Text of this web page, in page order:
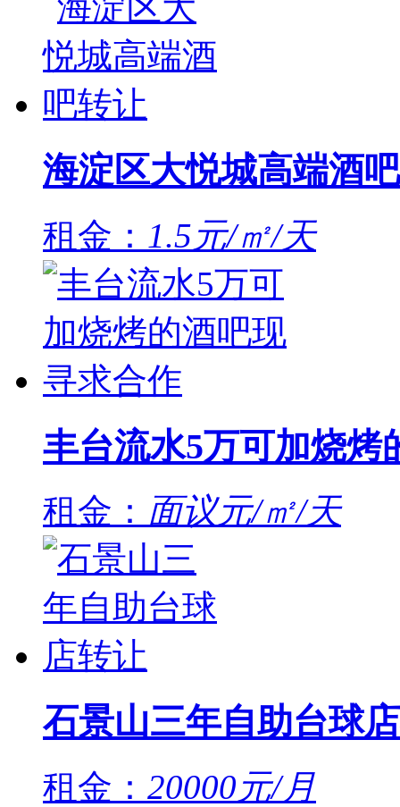
海淀区大悦城高端酒
租金： 1.5元/㎡/天
丰台流水5万可加烧烤
租金： 面议元/㎡/天
石景山三年自助台球
租金： 20000元/月